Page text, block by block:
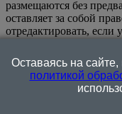
размещаются без
оставляет за собой
отредактировать,
или нарушением иных
информационном
технологии
информации на основе
сведений,
Оставаясь на
политикой